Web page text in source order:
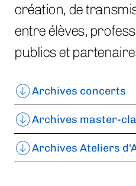
Archives concerts
Archives master-
Archives Ateliers
création, de
entre élèves,
publics et